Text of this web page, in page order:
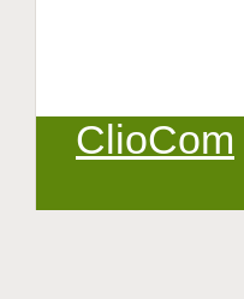
ClioCom